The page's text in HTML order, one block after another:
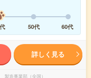
50代 60代
詳しく見る
造事業部（全国）